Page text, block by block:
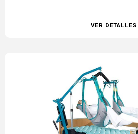
VER DETALLES